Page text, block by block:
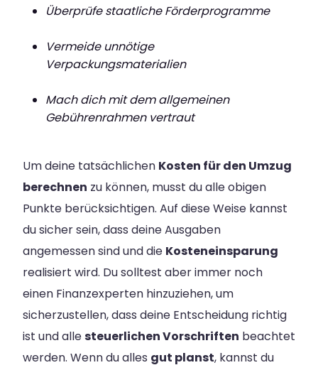
Überprüfe staatliche Förderprogramme
Vermeide unnötige
Verpackungsmaterialien
Mach dich mit dem allgemeinen
Gebührenrahmen vertraut
Um deine tatsächlichen Kosten für den Umzug
berechnen zu können, musst du alle obigen
Punkte berücksichtigen. Auf diese Weise kannst
du sicher sein, dass deine Ausgaben
angemessen sind und die Kosteneinsparung
realisiert wird. Du solltest aber immer noch
einen Finanzexperten hinzuziehen, um
sicherzustellen, dass deine Entscheidung richtig
ist und allesteuerlichen Vorschriften beachtet
werden. Wenn du alles gut planst, kannst du